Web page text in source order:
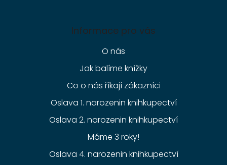
Informace pro vás
O nás
Jak balíme knížky
Co o nás říkají zákazníci
Oslava 1. narozenin knihkupectví
Oslava 2. narozenin knihkupectví
Máme 3 roky!
Oslava 4. narozenin knihkupectví